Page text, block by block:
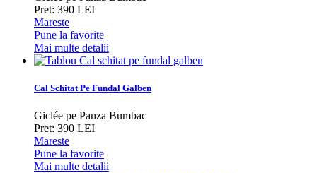
Pret: 390 LEI
Mareste
Pune la favorite
Mai multe detalii
Cal Schitat Pe Fundal Galben
Giclée pe Panza Bumbac
Pret: 390 LEI
Mareste
Pune la favorite
Mai multe detalii